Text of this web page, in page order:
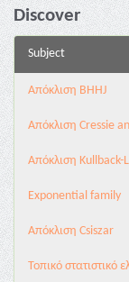
Discover
Subject
Aπόκλιση BHHJ
Aπόκλιση Cressie
Aπόκλιση Kullback-
Exponential family
Απόκλιση Csiszar
Τοπικό στατιστικό